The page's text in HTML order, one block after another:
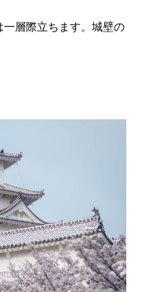
層際立ちます。城壁の